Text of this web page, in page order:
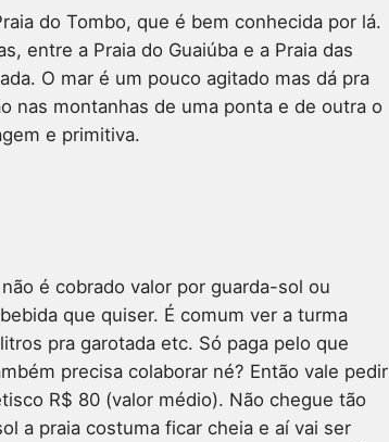
do Tombo, que é bem conhecida por lá.
entre a Praia do Guaiúba e a Praia das
O mar é um pouco agitado mas dá pra
nas montanhas de uma ponta e de outra o
e primitiva.
é cobrado valor por guarda-sol ou
que quiser. É comum ver a turma
pra garotada etc. Só paga pelo que
precisa colaborar né? Então vale pedir
R$ 80 (valor médio). Não chegue tão
a praia costuma ficar cheia e aí vai ser